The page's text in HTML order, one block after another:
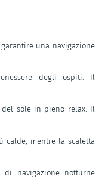
una navigazione
degli ospiti. Il
del sole in pieno relax. Il
calde, mentre la scaletta
navigazione notturne